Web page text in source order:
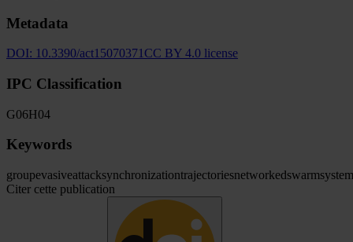
Metadata
DOI: 10.3390/act15070371 CC BY 4.0 license
IPC Classification
G06H04
Keywords
groupevasiveattacksynchronizationtrajectoriesnetworkedswarm
Citer cette publication